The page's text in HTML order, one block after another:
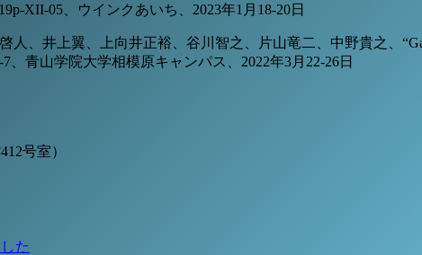
XII-05、ウインクあいち、2023年1月18-20日
人、井上翼、上向井正裕、谷川智之、片山竜二、中野貴之、
青山学院大学相模原キャンパス、2022年3月22-26日
号室）
た